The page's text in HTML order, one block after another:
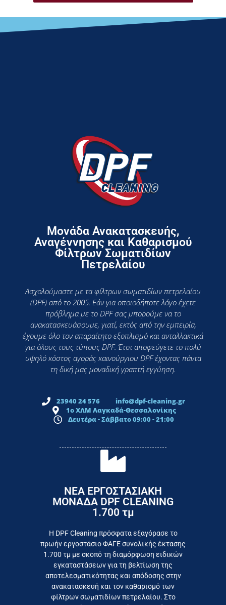
Μονάδα Ανακατασκευής,
Αναγέννησης και Καθαρισμού
Φίλτρων Σωματιδίων
Πετρελαίου
Ασχολούμαστε με τα φίλτρων σωματιδίων πετρελαίου
(DPF) από το 2005. Εάν για οποιοδήποτε λόγο έχετε
πρόβλημα με το DPF σας μπορούμε να το
ανακατασκευάσουμε, γιατί, εκτός από την εμπειρία,
έχουμε όλο τον απαραίτητο εξοπλισμό και ανταλλακτικά
για όλους τους τύπους DPF. Έτσι αποφεύγετε το πολύ
υψηλό κόστος αγοράς καινούργιου DPF έχοντας πάντα
τη δική μας μοναδική γραπτή εγγύηση.
23940 24 576
info@dpf-cleaning.gr
1ο ΧΛΜ Λαγκαδά-Θεσσαλονίκης
Δευτέρα - Σάββατο 09:00 - 21:00
ΝΕΑ ΕΡΓΟΣΤΑΣΙΑΚΗ
ΜΟΝΑΔΑ DPF CLEANING
1.700 τμ
Η DPF Cleaning πρόσφατα εξαγόρασε το
πρωήν εργοστάσιο ΦΑΓΕ συνολικής έκτασης
1.700 τμ με σκοπό τη διαμόρφωση ειδικών
εγκαταστάσεων για τη βελτίωση της
αποτελεσματικότητας και απόδοσης στην
ανακατασκευή και τον καθαρισμό των
φίλτρων σωματιδίων πετρελαίου. Στο
Εργαζόμαστε καθημερινά για
το συμφέρον του τελικού
καταναλωτή